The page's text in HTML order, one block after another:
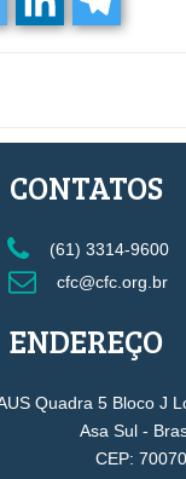
CONTATOS
(61) 3314-9600
cfc@cfc.org.br
ENDEREÇO
Quadra 5 Bloco J
Asa Sul -
CEP: